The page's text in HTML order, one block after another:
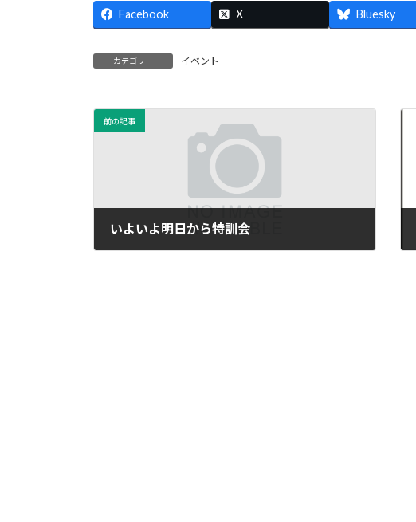
Facebook X Bluesky
カテゴリー イベント
前の記事
いよいよ明日から特訓会